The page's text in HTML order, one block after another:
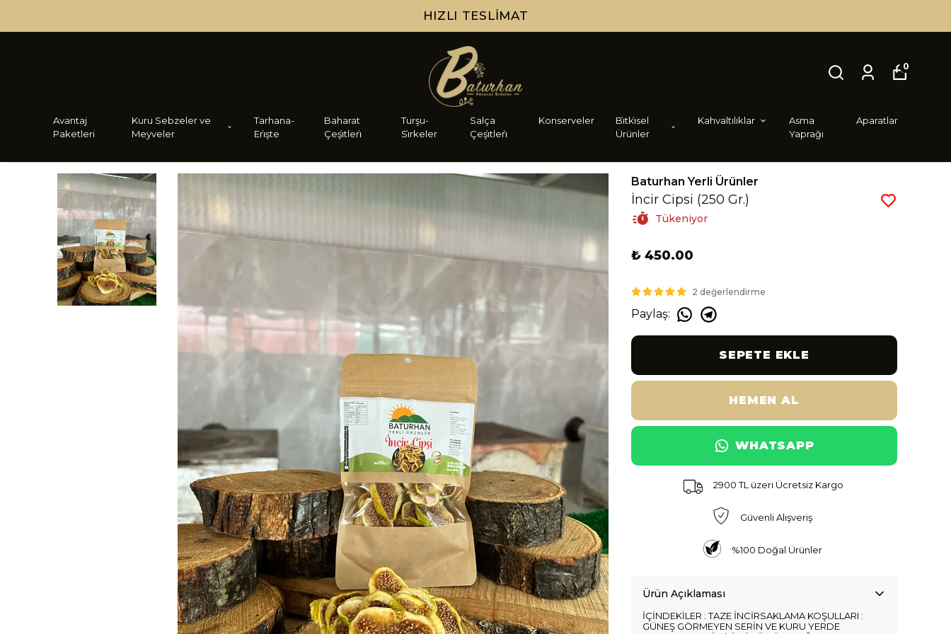
HIZLI TESLIMAT
Avantaj
Paketleri
Kuru Sebzeler ve
Meyveler
Tarhana-
Eri̇şte
Baharat
Çeşi̇tleri̇
Turşu-
Si̇rkeler
Salça
Çeşi̇tleri̇
Konserveler
Bi̇tki̇sel
Ürünler
Kahvaltılıklar
Asma
Yaprağı
Aparatlar
0
Baturhan Yerli Ürünler
İncir Cipsi (250 Gr.)
Tükeniyor
₺ 450.00
2 değerlendirme
Paylaş:
SEPETE EKLE
HEMEN AL
WHATSAPP
2900 TL üzeri Ücretsiz Kargo
Güvenli Alışveriş
%100 Doğal Ürünler
Ürün Açıklaması
İÇİNDEKİLER : TAZE İNCİRSAKLAMA KOŞULLARI :
GÜNEŞ GÖRMEYEN SERİN VE KURU YERDE